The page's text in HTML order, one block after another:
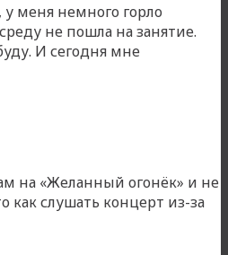
меня немного горло
не пошла на занятие.
И сегодня мне
на «Желанный огонёк» и не
как слушать концерт из-за